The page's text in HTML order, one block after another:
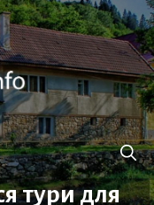
тури для